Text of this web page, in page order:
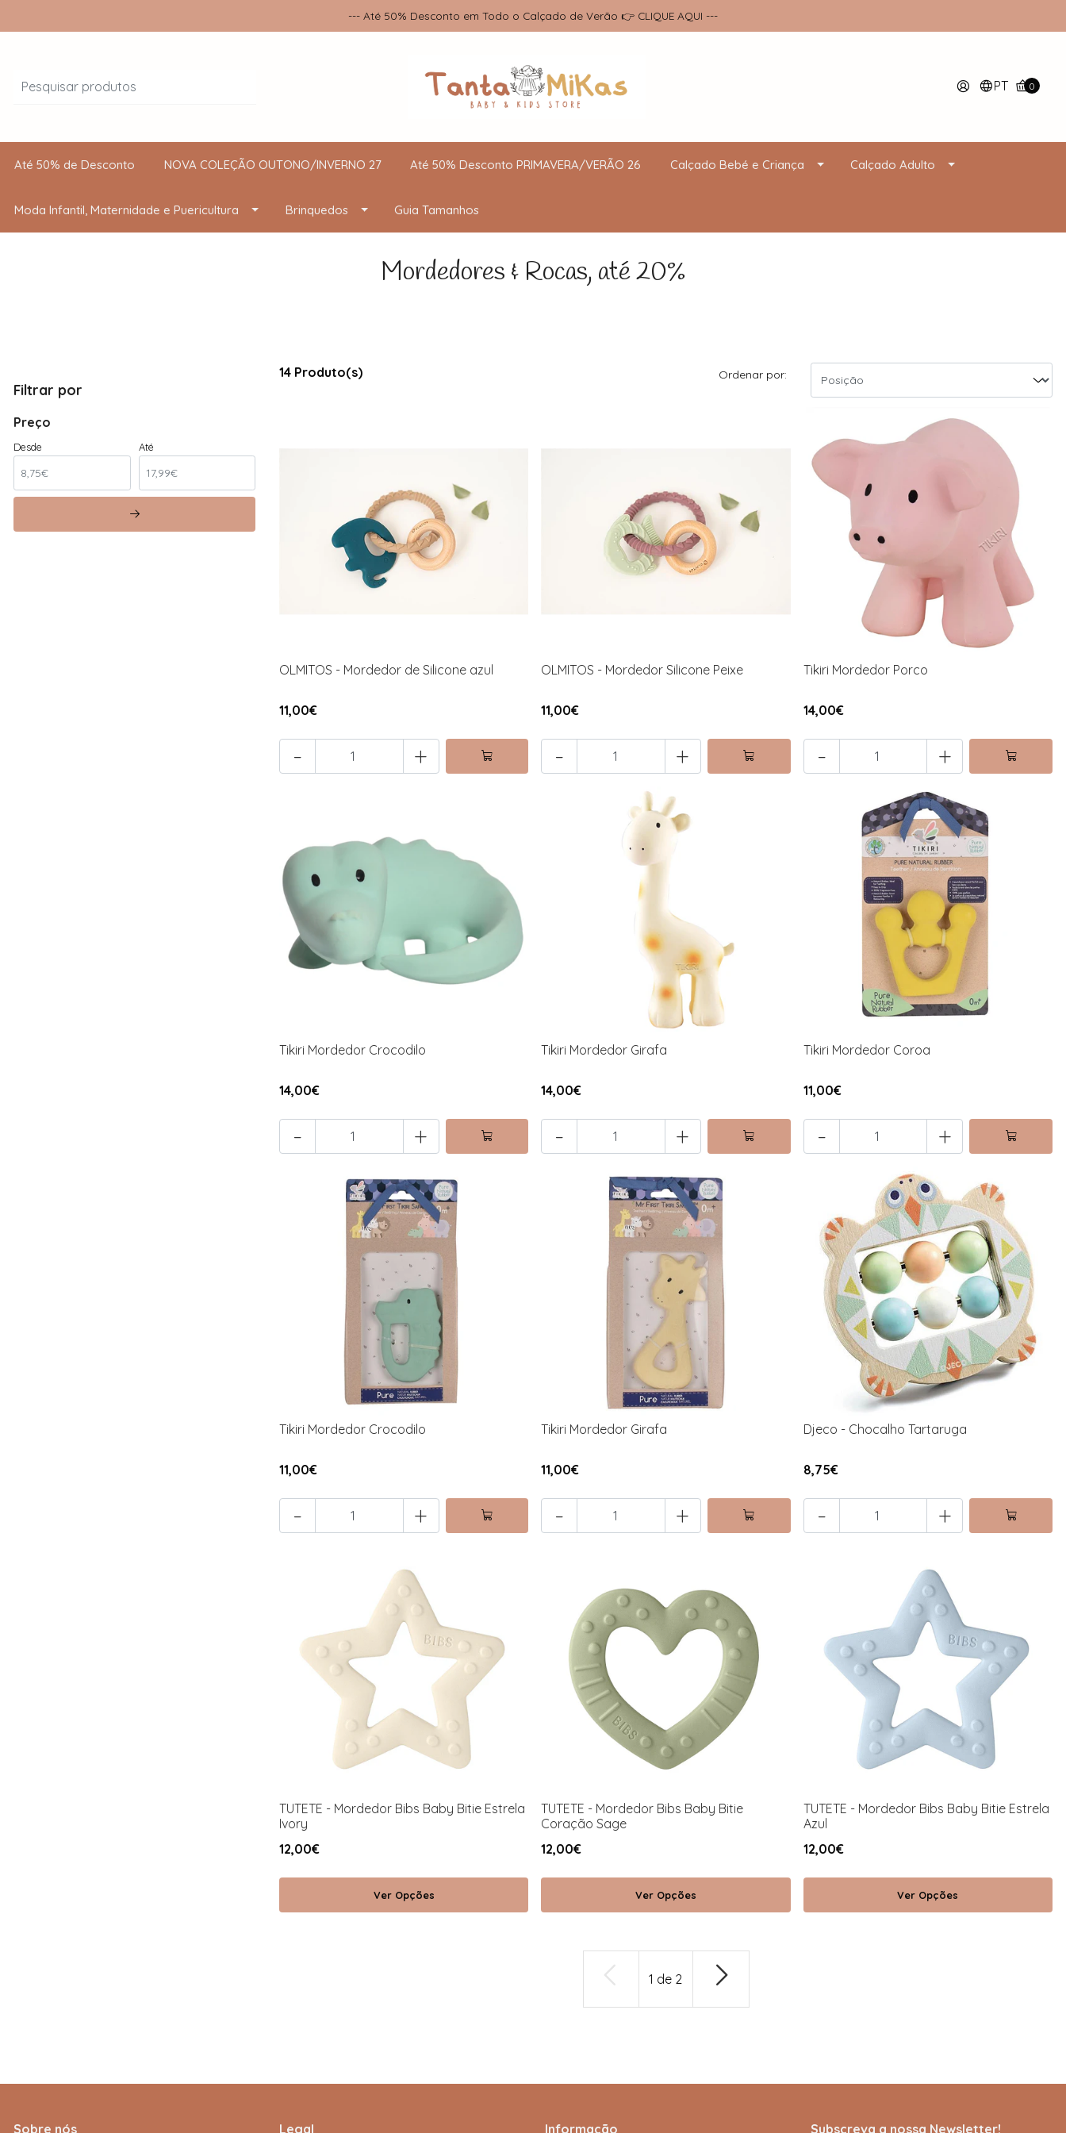
--- Até 50% Desconto em Todo o Calçado de Verão 👉 CLIQUE AQUI ---
PT 0
Até 50% de Desconto NOVA COLEÇÃO OUTONO/INVERNO 27 Até 50% Desconto PRIMAVERA/VERÃO 26 Calçado Bebé e Criança Calçado Adulto
Moda Infantil, Maternidade e Puericultura Brinquedos Guia Tamanhos
Mordedores & Rocas, até 20%
Filtrar por
Preço
Desde Até
14 Produto(s) Ordenar por:
OLMITOS - Mordedor de Silicone azul
11,00€
- +
OLMITOS - Mordedor Silicone Peixe
11,00€
- +
Tikiri Mordedor Porco
14,00€
- +
Tikiri Mordedor Crocodilo
14,00€
- +
Tikiri Mordedor Girafa
14,00€
- +
Tikiri Mordedor Coroa
11,00€
- +
Tikiri Mordedor Crocodilo
11,00€
- +
Tikiri Mordedor Girafa
11,00€
- +
Djeco - Chocalho Tartaruga
8,75€
- +
TUTETE - Mordedor Bibs Baby Bitie Estrela
Ivory
12,00€
Ver Opções
TUTETE - Mordedor Bibs Baby Bitie
Coração Sage
12,00€
Ver Opções
TUTETE - Mordedor Bibs Baby Bitie Estrela
Azul
12,00€
Ver Opções
1 de 2
Sobre nós Legal Informação Subscreva a nossa Newsletter!